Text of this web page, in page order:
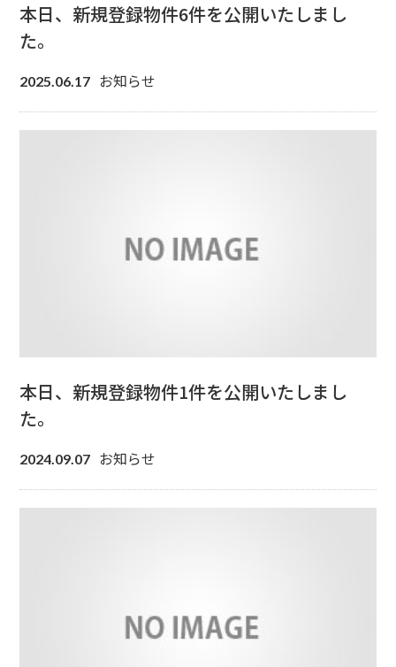
本日、新規登録物件6件を公開いたしまし
た。
2025.06.17 お知らせ
本日、新規登録物件1件を公開いたしまし
た。
2024.09.07 お知らせ